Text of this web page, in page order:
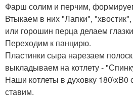
Фарш солим и перчим,
Втыкаем в них "Лапки", "хвостик",
или горошин перца делаем
Переходим к панцирю.
Пластинки сыра нарезаем
выкладываем на котлету -
Наши котлеты в духовку 180\xB0
ставим.